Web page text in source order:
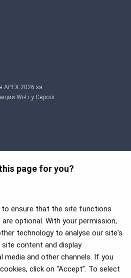
page for you?
to ensure that the site functions
optional. With your permission,
technology to analyse our site's
content and display
media and other channels. If you
click on “Accept”. To select
APEX 2026 за
Wi-Fi у Європі
Five Star Major
Award